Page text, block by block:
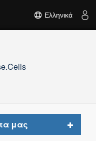
Ελληνικά
μας
Toggle